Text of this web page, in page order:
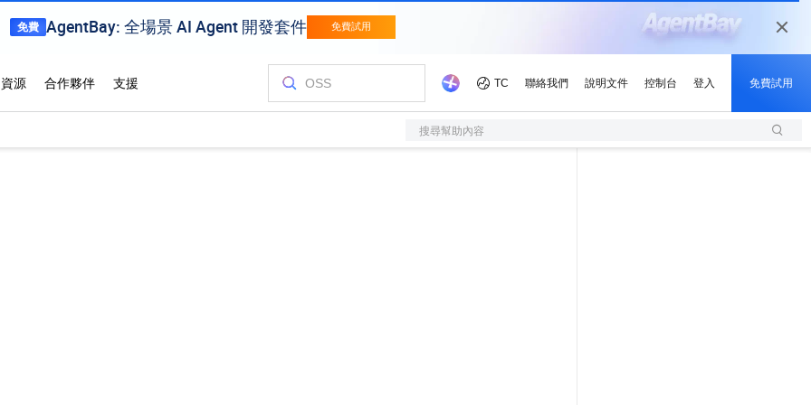
搜尋幫助內容